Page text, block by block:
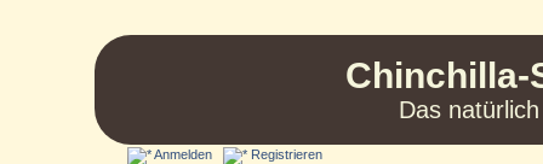
Chinchilla-
Das
Anmelden Registrieren